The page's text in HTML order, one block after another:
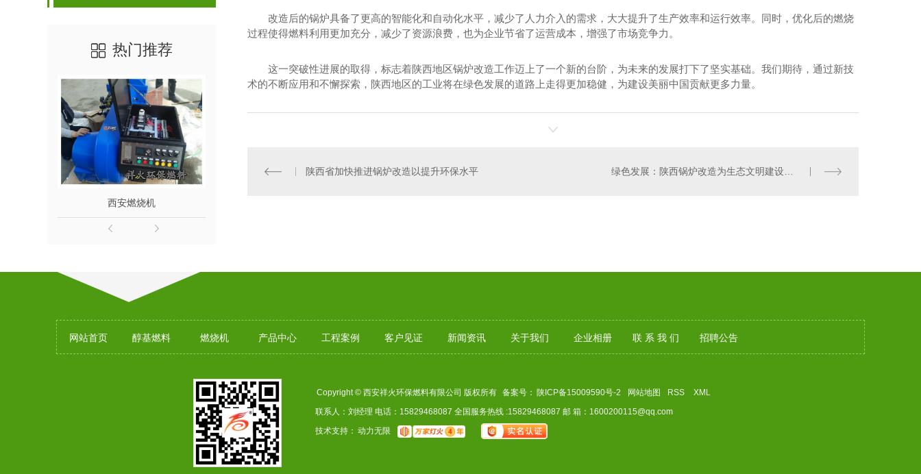
热门推荐
西安燃烧机
改造后的锅炉具备了更高的智能化和自动化水平，减少了人力介入的需求，大大提升了生产效率和运行效率。同时，优化后的燃烧
过程使得燃料利用更加充分，减少了资源浪费，也为企业节省了运营成本，增强了市场竞争力。
这一突破性进展的取得，标志着陕西地区锅炉改造工作迈上了一个新的台阶，为未来的发展打下了坚实基础。我们期待，通过新技
术的不断应用和不懈探索，陕西地区的工业将在绿色发展的道路上走得更加稳健，为建设美丽中国贡献更多力量。
陕西省加快推进锅炉改造以提升环保水平 绿色发展：陕西锅炉改造为生态文明建设贡献力量
网站首页 醇基燃料 燃烧机 产品中心 工程案例 客户见证 新闻资讯 关于我们 企业相册 联 系 我 们 招聘公告
Copyright © 西安祥火环保燃料有限公司 版权所有 备案号： 陕ICP备15009590号-2 网站地图 RSS
XML
联系人：刘经理 电话：15829468087 全国服务热线 :15829468087 邮 箱：1600200115@qq.com
技术支持： 动力无限